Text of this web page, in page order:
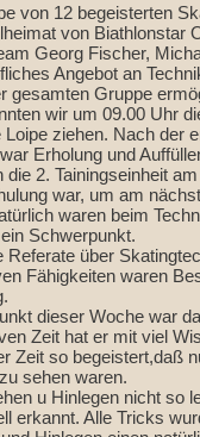
von 12 begeisterten
von Biathlonstar
Georg Fischer,
Angebot an
gesamten Gruppe
wir um 09.00 Uhr
Loipe ziehen. Nach der
Erholung und
die 2. Tainingseinheit
war, um am
waren beim
Schwerpunkt.
Referate über
Fähigkeiten waren
dieser Woche war
Zeit hat er mit viel
Zeit so begeistert,daß
sehen waren.
u Hinlegen nicht so
erkannt. Alle Tricks